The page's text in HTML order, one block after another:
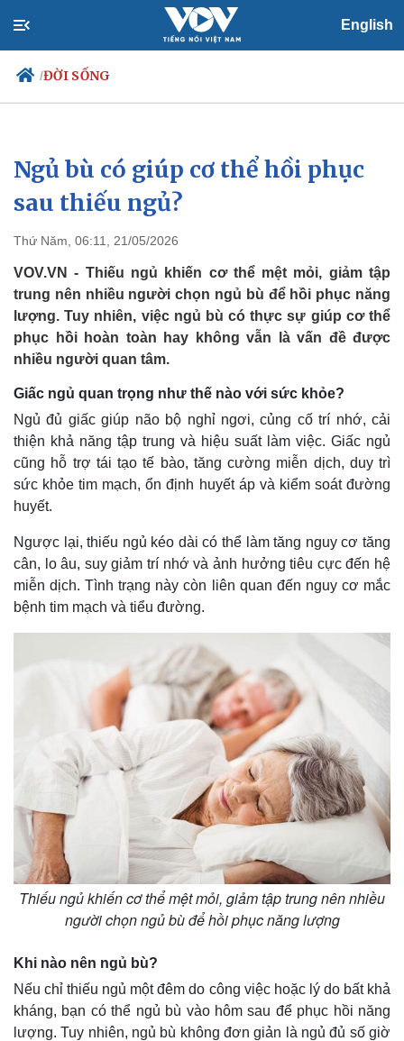
English
/ĐỜI SỐNG
Chính trị
Tổ chức nhân sự
Nhận diện sự thật
Xã hội
Việc làm
Biển đảo
Ngủ bù có giúp cơ thể hồi phục
sau thiếu ngủ?
Thứ Năm, 06:11, 21/05/2026
VOV.VN - Thiếu ngủ khiến cơ thể mệt mỏi, giảm tập
trung nên nhiều người chọn ngủ bù để hồi phục năng
lượng. Tuy nhiên, việc ngủ bù có thực sự giúp cơ thể
phục hồi hoàn toàn hay không vẫn là vấn đề được
nhiều người quan tâm.
Giấc ngủ quan trọng như thế nào với sức khỏe?
Ngủ đủ giấc giúp não bộ nghỉ ngơi, củng cố trí nhớ, cải
thiện khả năng tập trung và hiệu suất làm việc. Giấc ngủ
cũng hỗ trợ tái tạo tế bào, tăng cường miễn dịch, duy trì
sức khỏe tim mạch, ổn định huyết áp và kiểm soát đường
huyết.
Ngược lại, thiếu ngủ kéo dài có thể làm tăng nguy cơ tăng
cân, lo âu, suy giảm trí nhớ và ảnh hưởng tiêu cực đến hệ
miễn dịch. Tình trạng này còn liên quan đến nguy cơ mắc
bệnh tim mạch và tiểu đường.
Thiếu ngủ khiến cơ thể mệt mỏi, giảm tập trung nên nhiều
người chọn ngủ bù để hồi phục năng lượng
Khi nào nên ngủ bù?
Nếu chỉ thiếu ngủ một đêm do công việc hoặc lý do bất khả
kháng, bạn có thể ngủ bù vào hôm sau để phục hồi năng
lượng. Tuy nhiên, ngủ bù không đơn giản là ngủ đủ số giờ